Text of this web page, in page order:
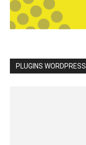
PLUGINS WORDPRESS